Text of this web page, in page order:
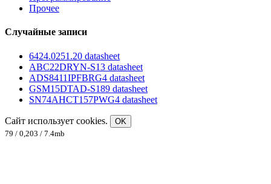
Прочее
Случайные записи
6424.0251.20 datasheet
ABC22DRYN-S13 datasheet
ADS8411IPFBRG4 datasheet
GSM15DTAD-S189 datasheet
SN74AHCT157PWG4 datasheet
Сайт использует cookies.
OK
79 / 0,203 / 7.4mb